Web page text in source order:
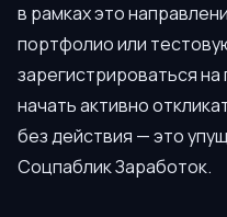
в рамках это
портфолио или
зарегистрироваться
начать активно
без действия — это
Соцпаблик Заработок.